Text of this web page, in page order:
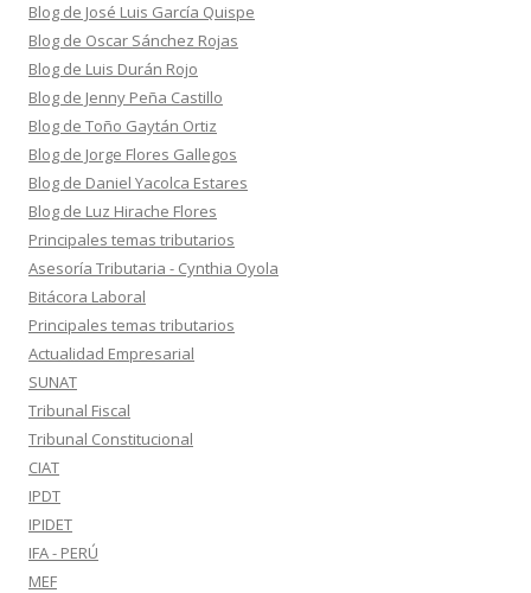
Blog de José Luis García Quispe
Blog de Oscar Sánchez Rojas
Blog de Luis Durán Rojo
Blog de Jenny Peña Castillo
Blog de Toño Gaytán Ortiz
Blog de Jorge Flores Gallegos
Blog de Daniel Yacolca Estares
Blog de Luz Hirache Flores
Principales temas tributarios
Asesoría Tributaria - Cynthia Oyola
Bitácora Laboral
Principales temas tributarios
Actualidad Empresarial
SUNAT
Tribunal Fiscal
Tribunal Constitucional
CIAT
IPDT
IPIDET
IFA - PERÚ
MEF